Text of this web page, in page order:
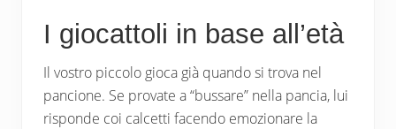
I giocattoli in base all’età
Il vostro piccolo gioca già quando si trova nel
pancione. Se provate a “bussare” nella pancia, lui
risponde coi calcetti facendo emozionare la